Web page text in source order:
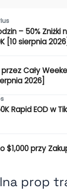
– 50% Zniżki
[10 sierpnia 2026]
Cały
2026]
Rapid EOD w
$1,000 przy
prop